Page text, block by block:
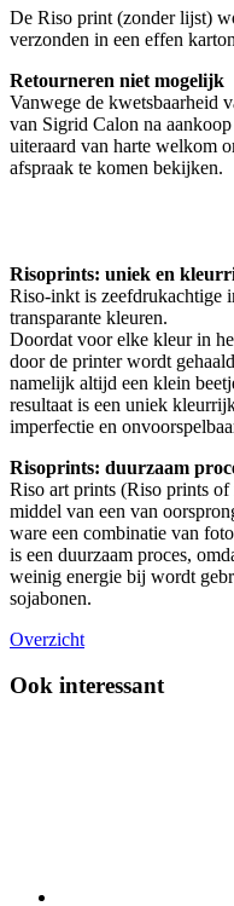
De Riso print (zonder lijst)
verzonden in een effen
Retourneren niet mogelijk
Vanwege de kwetsbaarheid
van Sigrid Calon na
uiteraard van harte welkom
afspraak te komen bekijken.
Risoprints: uniek en
Riso-inkt is zeefdrukachtige
transparante kleuren.
Doordat voor elke kleur in
door de printer wordt
namelijk altijd een klein
resultaat is een uniek
imperfectie en
Risoprints: duurzaam
Riso art prints (Riso prints
middel van een van
ware een combinatie van
is een duurzaam proces,
weinig energie bij wordt
sojabonen.
Overzicht
Ook interessant